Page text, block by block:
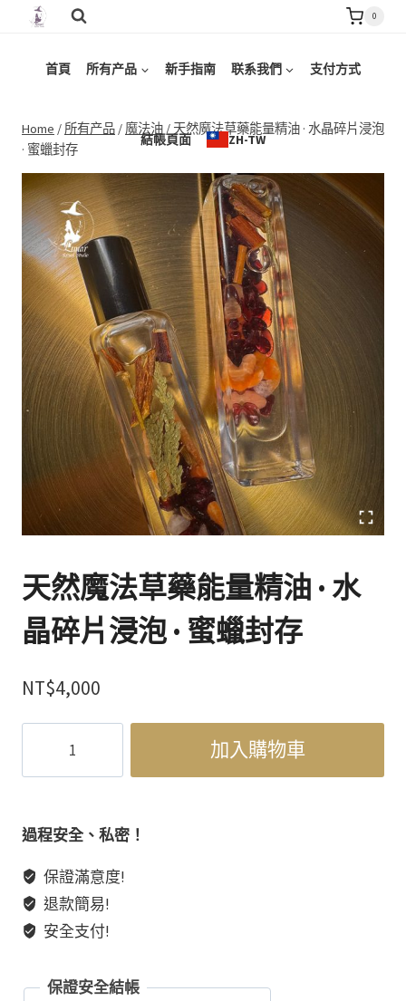
content
0
首頁 所有产品 新手指南 联系我們 支付方式
結帳頁面 ZH-TW
Home / 所有产品 / 魔法油 / 天然魔法草藥能量精油 · 水晶碎片浸泡
· 蜜蠟封存
天然魔法草藥能量精油 · 水
晶碎片浸泡 · 蜜蠟封存
NT$4,000
魔
草
能
量
精
加入購物車
過程安全、私密！
保證滿意度!
退款簡易!
安全支付!
保證安全結帳